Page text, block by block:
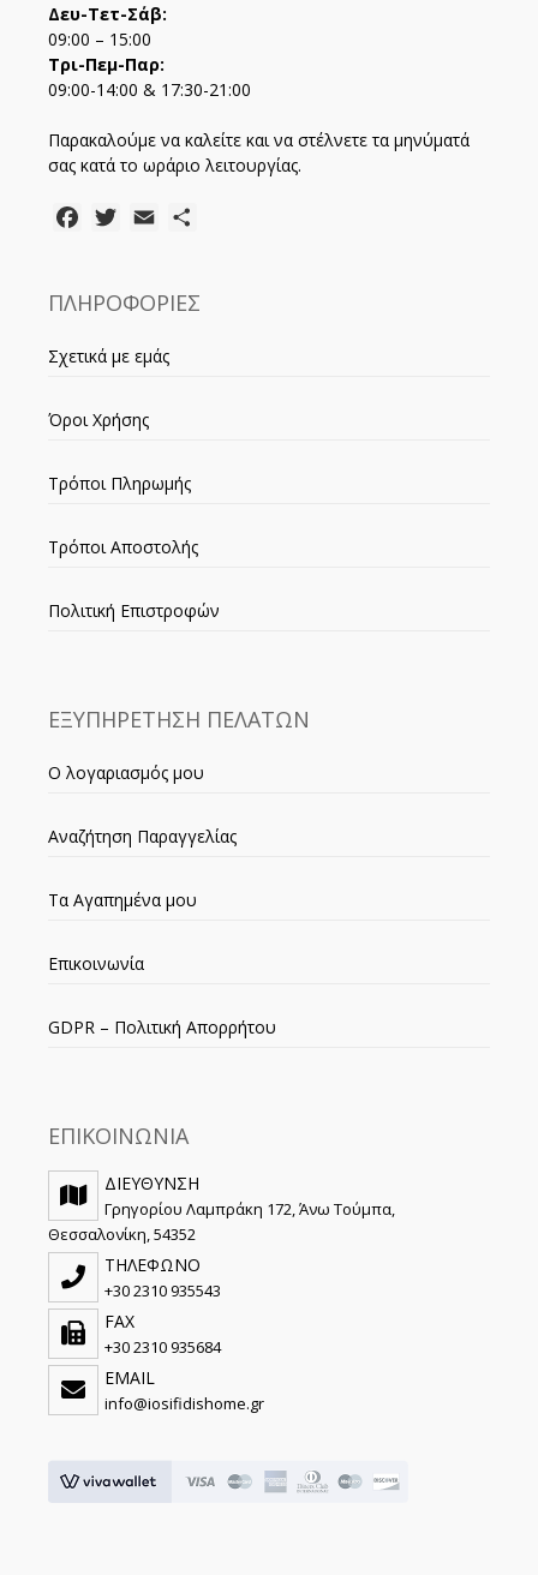
Δευ-Τετ-Σάβ:
09:00 – 15:00
Τρι-Πεμ-Παρ:
09:00-14:00 & 17:30-21:00
Παρακαλούμε να καλείτε και να στέλνετε τα μηνύματά
σας κατά το ωράριο λειτουργίας.
FacebookTwitter
Email
ΠΛΗΡΟΦΟΡΙΕΣ
Σχετικά με εμάς
Όροι Χρήσης
Τρόποι Πληρωμής
Τρόποι Αποστολής
Πολιτική Επιστροφών
ΕΞΥΠΗΡΕΤΗΣΗ ΠΕΛΑΤΩΝ
Ο λογαριασμός μου
Αναζήτηση Παραγγελίας
Τα Αγαπημένα μου
Επικοινωνία
GDPR – Πολιτική Απορρήτου
ΕΠΙΚΟΙΝΩΝΙΑ
ΔΙΕΥΘΥΝΣΗ
Γρηγορίου Λαμπράκη 172, Άνω Τούμπα,
Θεσσαλονίκη, 54352
ΤΗΛΕΦΩΝΟ
+30 2310 935543
FAX
+30 2310 935684
EMAIL
info@iosifidishome.gr